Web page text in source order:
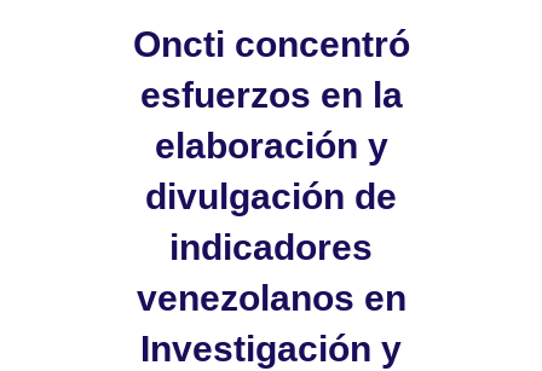
Oncti concentró
esfuerzos en la
elaboración y
divulgación de
indicadores
venezolanos en
Investigación y